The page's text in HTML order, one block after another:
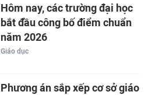
Hôm nay, các trường đại học
bắt đầu công bố điểm chuẩn
năm 2026
Giáo dục
Phương án sắp xếp cơ sở giáo